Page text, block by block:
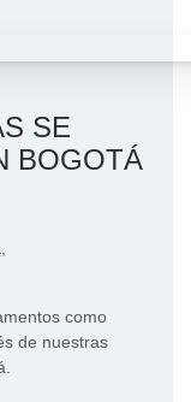
SE
BOGOTÁ
como
de nuestras